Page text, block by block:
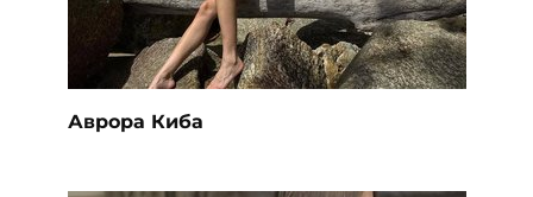
Аврора Киба